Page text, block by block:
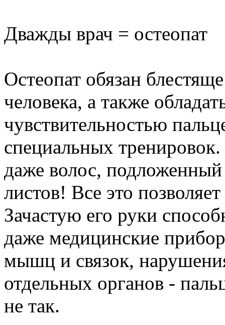
Дважды врач = остеопат
Остеопат обязан
человека, а также
чувствительностью
специальных
даже волос,
листов! Все это
Зачастую его руки
даже медицинские
мышц и связок,
отдельных органов -
не так.